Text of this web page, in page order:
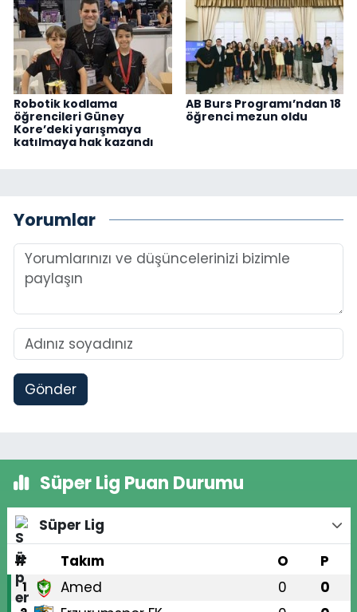
Robotik kodlama
öğrencileri Güney
Kore’deki yarışmaya
katılmaya hak kazandı
AB Burs Programı’ndan 18
öğrenci mezun oldu
Yorumlar
Gönder
Süper Lig Puan Durumu
Süper Lig
#
Takım O P
1 Amed 0 0